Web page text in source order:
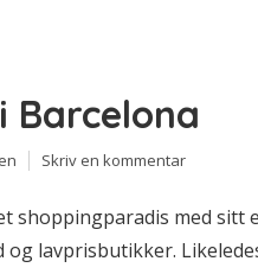
Barcelona
Skriv en kommentar
shoppingparadis med sitt
lavprisbutikker.